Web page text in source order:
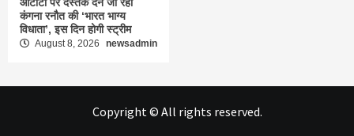
कंगना रनौत की ‘भारत भाग्य
विधाता’, इस दिन होगी स्ट्रीम
August 8, 2026 newsadmin
Copyright © All rights reserved.